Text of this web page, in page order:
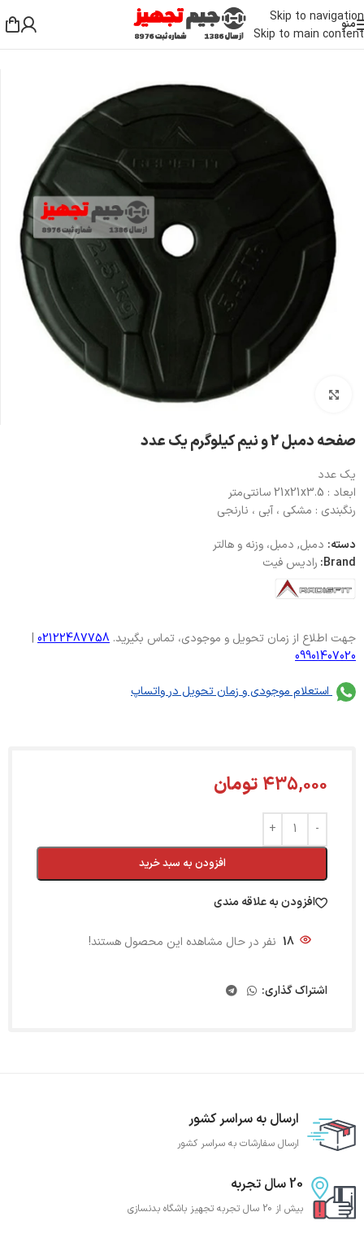
Skip to navigation
Skip to main content
منو
دمبل، وزنه و هالتر دمبل
صفحه دمبل 2 و نیم کیلوگرم یک عدد
یک عدد
ابعاد : 21x21x3.5 سانتی‌متر
رنگبندی : مشکی ، آبی ، نارنجی
دسته: دمبل, دمبل، وزنه و هالتر
Brand: رادیس فیت
جهت اطلاع از زمان تحویل و موجودی، تماس بگیرید. 02122487758
|
09901407020
استعلام موجودی و زمان تحویل در واتساپ
435,000 تومان
افزودن به سبد خرید
افزودن به علاقه مندی
18 نفر در حال مشاهده این محصول هستند!
اشتراک گذاری:
ارسال به سراسر کشور
ارسال سفارشات به سراسر کشور
20 سال تجربه
بیش از 20 سال تجربه تجهیز باشگاه بدنسازی